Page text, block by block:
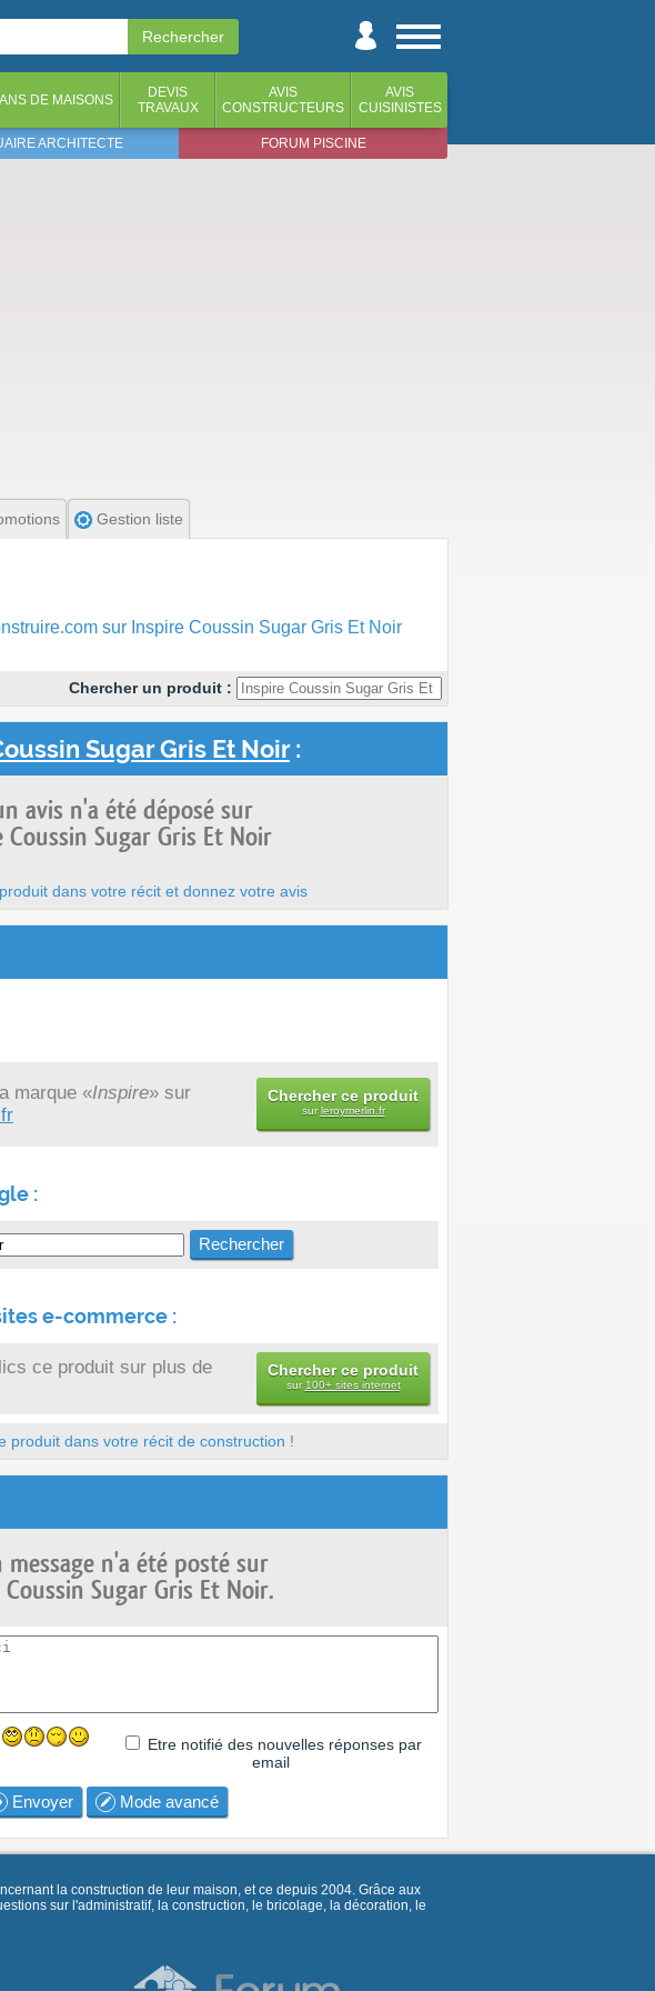
DE MAISONS
DEVIS
TRAVAUX
AVIS
CONSTRUCTEURS
AVIS
CUISINISTES
ARCHITECTE FORUM PISCINE
Gestion liste
sur Inspire Coussin Sugar Gris Et Noir
Chercher un produit :
Sugar Gris Et Noir:
avis n'a été déposé sur
Coussin Sugar Gris Et Noir
dans votre récit et donnez votre avis
marque «Inspire» sur
Chercher ce produit
surleroymerlin.fr
:
e-commerce :
ce produit sur plus de
Chercher ce produit
sur 100+ sites internet
produit dans votre récit de construction !
message n'a été posté sur
Coussin Sugar Gris Et Noir.
Etre notifié des nouvelles réponses par
email
Envoyer Mode avancé
la construction de leur maison, et ce depuis 2004. Grâce aux
sur l'administratif, la construction, le bricolage, la décoration, le